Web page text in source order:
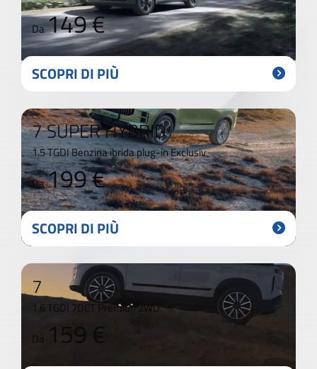
Da149 €
SCOPRI DI PIÙ
7 SUPER HYBRID
1.5 TGDI Benzina ibrida plug-in Exclusiv
Da199 €
SCOPRI DI PIÙ
7
1.6 TGDI 7DCT Premiun 2WD
Da 159 €